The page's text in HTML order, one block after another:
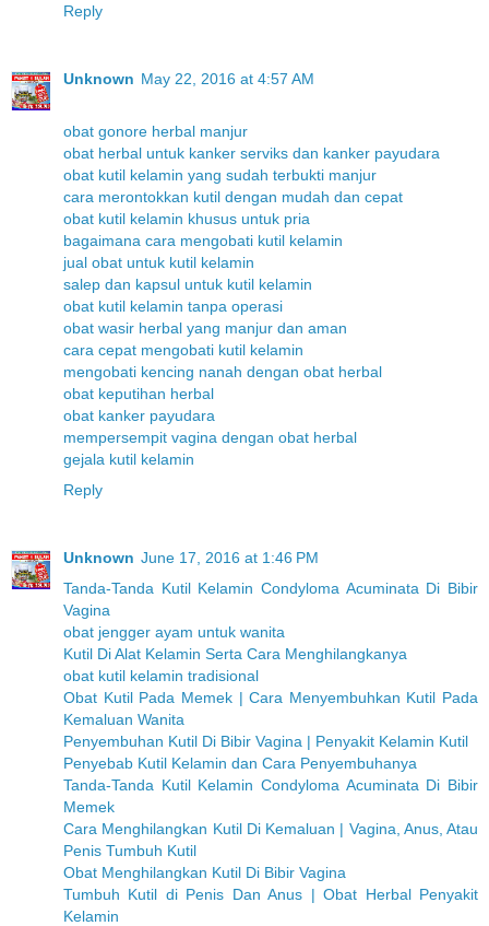
Reply
Unknown May 22, 2016 at 4:57 AM
obat gonore herbal manjur
obat herbal untuk kanker serviks dan kanker payudara
obat kutil kelamin yang sudah terbukti manjur
cara merontokkan kutil dengan mudah dan cepat
obat kutil kelamin khusus untuk pria
bagaimana cara mengobati kutil kelamin
jual obat untuk kutil kelamin
salep dan kapsul untuk kutil kelamin
obat kutil kelamin tanpa operasi
obat wasir herbal yang manjur dan aman
cara cepat mengobati kutil kelamin
mengobati kencing nanah dengan obat herbal
obat keputihan herbal
obat kanker payudara
mempersempit vagina dengan obat herbal
gejala kutil kelamin
Reply
Unknown June 17, 2016 at 1:46 PM
Tanda-Tanda Kutil Kelamin Condyloma Acuminata Di Bibir
Vagina
obat jengger ayam untuk wanita
Kutil Di Alat Kelamin Serta Cara Menghilangkanya
obat kutil kelamin tradisional
Obat Kutil Pada Memek | Cara Menyembuhkan Kutil Pada
Kemaluan Wanita
Penyembuhan Kutil Di Bibir Vagina | Penyakit Kelamin Kutil
Penyebab Kutil Kelamin dan Cara Penyembuhanya
Tanda-Tanda Kutil Kelamin Condyloma Acuminata Di Bibir
Memek
Cara Menghilangkan Kutil Di Kemaluan | Vagina, Anus, Atau
Penis Tumbuh Kutil
Obat Menghilangkan Kutil Di Bibir Vagina
Tumbuh Kutil di Penis Dan Anus | Obat Herbal Penyakit
Kelamin